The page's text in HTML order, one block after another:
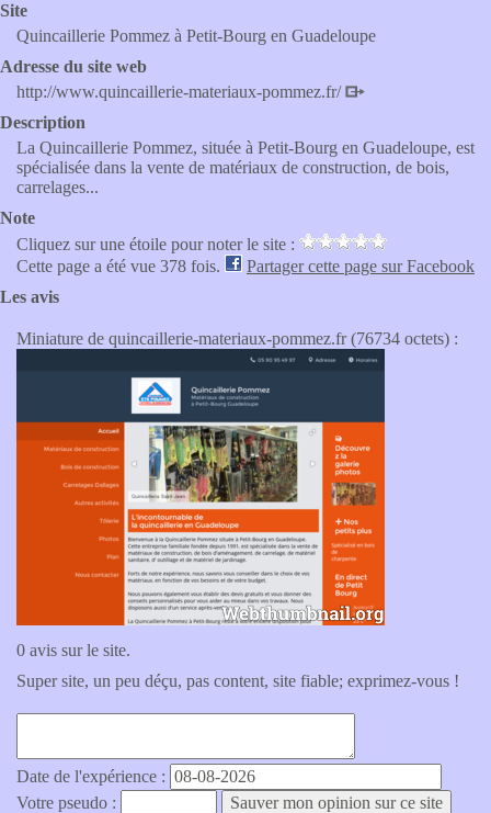
Site
Quincaillerie Pommez à Petit-Bourg en Guadeloupe
Adresse du site web
http://www.quincaillerie-materiaux-pommez.fr/
Description
La Quincaillerie Pommez, située à Petit-Bourg en Guadeloupe, est
spécialisée dans la vente de matériaux de construction, de bois,
carrelages...
Note
Cliquez sur une étoile pour noter le site :
Cette page a été vue 378 fois.
Partager cette page sur Facebook
Les avis
Miniature de quincaillerie-materiaux-pommez.fr (76734 octets) :
0 avis sur le site.
Super site, un peu déçu, pas content, site fiable; exprimez-vous !
Date de l'expérience :
Votre pseudo :